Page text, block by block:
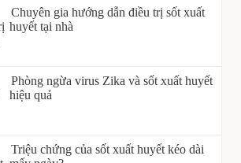
Chuyên gia hướng dẫn điều trị sốt xuất
huyết tại nhà
Phòng ngừa virus Zika và sốt xuất huyết
hiệu quả
Triệu chứng của sốt xuất huyết kéo dài